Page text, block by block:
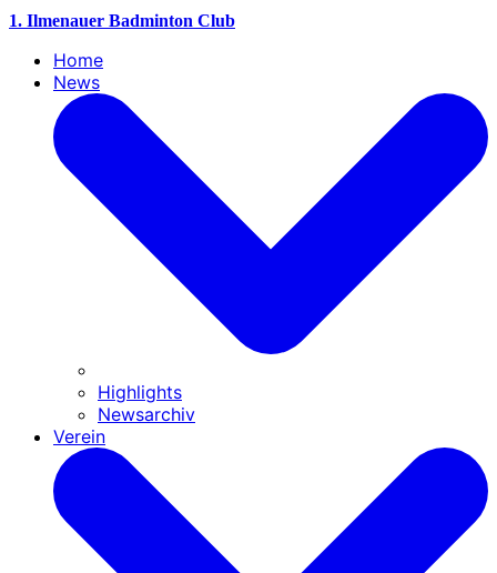
1. Ilmenauer Badminton Club
Home
News
Highlights
Newsarchiv
Verein